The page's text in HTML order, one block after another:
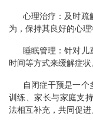
心理治疗：及时疏
为，保持其良好的心理
睡眠管理：针对儿
时间等方式来缓解症状
自闭症干预是一个
训练、家长与家庭支
法相互补充，共同促进